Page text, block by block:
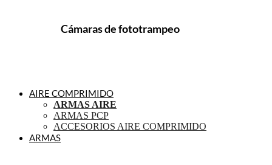
Cámaras de fototrampeo
AIRE COMPRIMIDO
ARMAS AIRE
ARMAS PCP
ACCESORIOS AIRE COMPRIMIDO
ARMAS